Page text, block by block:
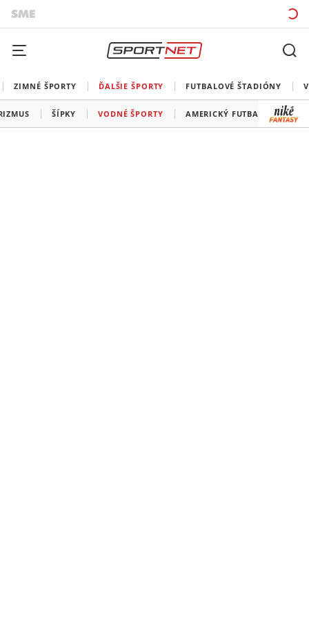
ZIMNÉ ŠPORTY ĎALŠIE ŠPORTY FUTBALOVÉ ŠTADIÓNY
ŠÍPKY VODNÉ ŠPORTY AMERICKÝ FUTBAL